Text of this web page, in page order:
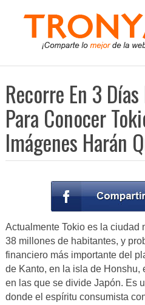
Recorre En 3
Para Conocer
Imágenes Harán
Actualmente Tokio es la ciudad
38 millones de habitantes, y
financiero más importante del
de Kanto, en la isla de Honshu,
en las que se divide Japón. Es
donde el espíritu consumista